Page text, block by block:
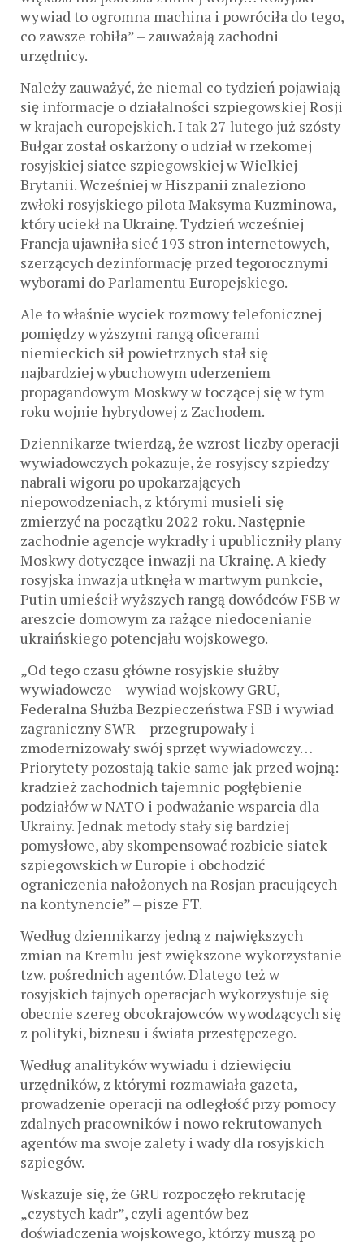
wywiad to ogromna machina i powróciła do tego,
co zawsze robiła” – zauważają zachodni
urzędnicy.
Należy zauważyć, że niemal co tydzień pojawiają
się informacje o działalności szpiegowskiej Rosji
w krajach europejskich. I tak 27 lutego już szósty
Bułgar został oskarżony o udział w rzekomej
rosyjskiej siatce szpiegowskiej w Wielkiej
Brytanii. Wcześniej w Hiszpanii znaleziono
zwłoki rosyjskiego pilota Maksyma Kuzminowa,
który uciekł na Ukrainę. Tydzień wcześniej
Francja ujawniła sieć 193 stron internetowych,
szerzących dezinformację przed tegorocznymi
wyborami do Parlamentu Europejskiego.
Ale to właśnie wyciek rozmowy telefonicznej
pomiędzy wyższymi rangą oficerami
niemieckich sił powietrznych stał się
najbardziej wybuchowym uderzeniem
propagandowym Moskwy w toczącej się w tym
roku wojnie hybrydowej z Zachodem.
Dziennikarze twierdzą, że wzrost liczby operacji
wywiadowczych pokazuje, że rosyjscy szpiedzy
nabrali wigoru po upokarzających
niepowodzeniach, z którymi musieli się
zmierzyć na początku 2022 roku. Następnie
zachodnie agencje wykradły i upubliczniły plany
Moskwy dotyczące inwazji na Ukrainę. A kiedy
rosyjska inwazja utknęła w martwym punkcie,
Putin umieścił wyższych rangą dowódców FSB w
areszcie domowym za rażące niedocenianie
ukraińskiego potencjału wojskowego.
„Od tego czasu główne rosyjskie służby
wywiadowcze – wywiad wojskowy GRU,
Federalna Służba Bezpieczeństwa FSB i wywiad
zagraniczny SWR – przegrupowały i
zmodernizowały swój sprzęt wywiadowczy…
Priorytety pozostają takie same jak przed wojną:
kradzież zachodnich tajemnic pogłębienie
podziałów w NATO i podważanie wsparcia dla
Ukrainy. Jednak metody stały się bardziej
pomysłowe, aby skompensować rozbicie siatek
szpiegowskich w Europie i obchodzić
ograniczenia nałożonych na Rosjan pracujących
na kontynencie” – pisze FT.
Według dziennikarzy jedną z największych
zmian na Kremlu jest zwiększone wykorzystanie
tzw. pośrednich agentów. Dlatego też w
rosyjskich tajnych operacjach wykorzystuje się
obecnie szereg obcokrajowców wywodzących się
z polityki, biznesu i świata przestępczego.
Według analityków wywiadu i dziewięciu
urzędników, z którymi rozmawiała gazeta,
prowadzenie operacji na odległość przy pomocy
zdalnych pracowników i nowo rekrutowanych
agentów ma swoje zalety i wady dla rosyjskich
szpiegów.
Wskazuje się, że GRU rozpoczęło rekrutację
„czystych kadr”, czyli agentów bez
doświadczenia wojskowego, którzy muszą po